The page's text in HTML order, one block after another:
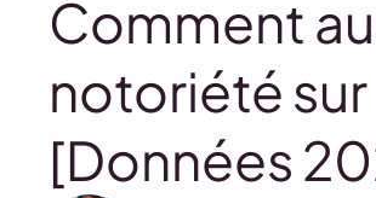
Comment
notoriété
[Données